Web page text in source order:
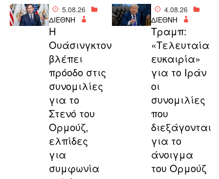
5.08.26
ΔΙΕΘΝΗ
Η
Ουάσινγκτον
βλέπει
πρόοδο στις
συνομιλίες
για το
Στενό του
Ορμούζ,
ελπίδες
για
συμφωνία
4.08.26
ΔΙΕΘΝΗ
Τραμπ:
«Τελευταία
ευκαιρία»
για το Ιράν
οι
συνομιλίες
που
διεξάγονται
για το
άνοιγμα
του Ορμούζ